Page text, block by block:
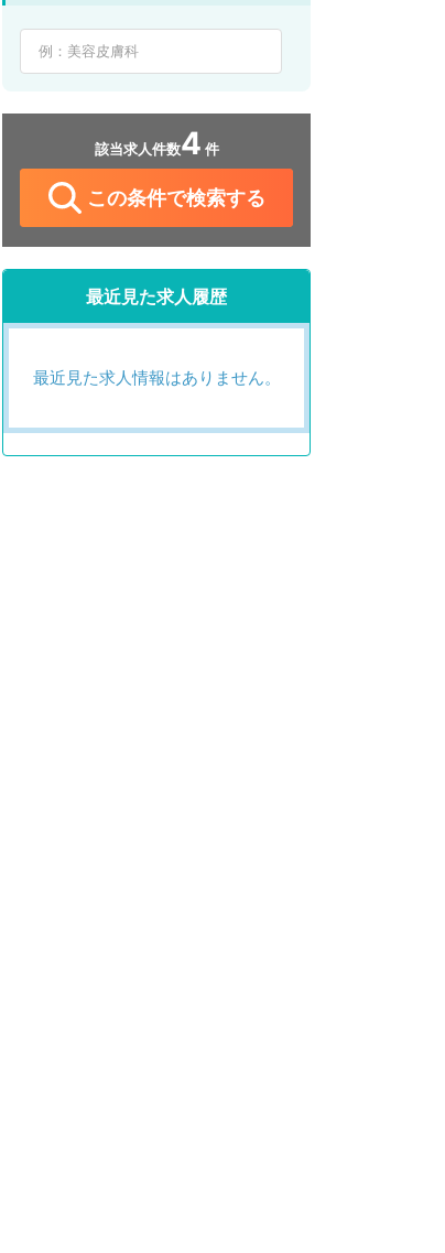
該当求人件数4 件
この条件で検索する
最近見た求人履歴
最近見た求人情報はありません。